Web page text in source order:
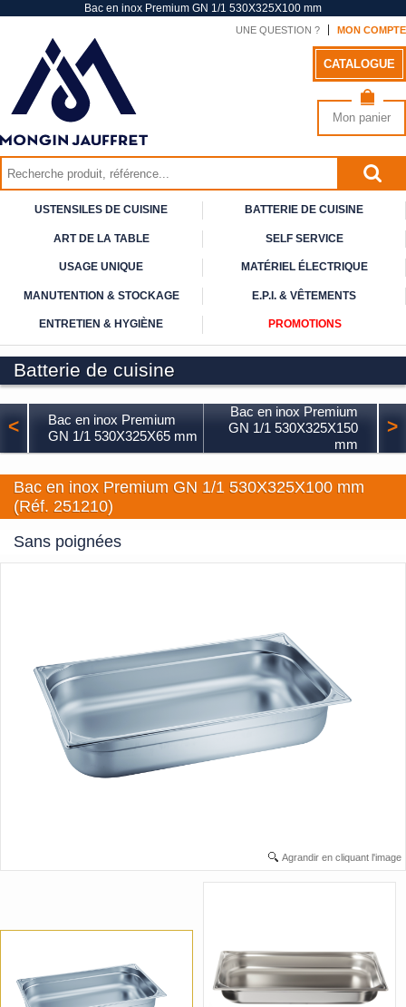
Bac en inox Premium GN 1/1 530X325X100 mm
UNE QUESTION ? MON COMPTE
CATALOGUE
Mon panier
USTENSILES DE CUISINE BATTERIE DE CUISINE
ART DELA TABLE SELFSERVICE
USAGE UNIQUE MATÉRIEL ÉLECTRIQUE
MANUTENTION & STOCKAGE E.P.I. & VÊTEMENTS
ENTRETIEN & HYGIÈNE PROMOTIONS
Batterie de cuisine
<
Bac en inox Premium
GN 1/1 530X325X65 mm
Bac en inox Premium
GN 1/1 530X325X150
mm
>
Bac en inox Premium GN 1/1 530X325X100 mm
(Réf. 251210)
Sans poignées
Agrandir en cliquant l'image